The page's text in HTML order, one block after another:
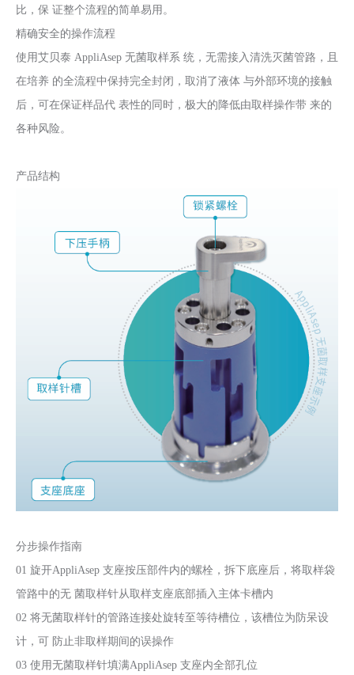
比，保 证整个流程的简单易用。
精确安全的操作流程
使用艾贝泰 AppliAsep 无菌取样系 统，无需接入清洗灭菌管路，且
在培养 的全流程中保持完全封闭，取消了液体 与外部环境的接触
后，可在保证样品代 表性的同时，极大的降低由取样操作带 来的
各种风险。
产品结构
分步操作指南
01 旋开AppliAsep 支座按压部件内的螺栓，拆下底座后，将取样袋
管路中的无 菌取样针从取样支座底部插入主体卡槽内
02 将无菌取样针的管路连接处旋转至等待槽位，该槽位为防呆设
计，可 防止非取样期间的误操作
03 使用无菌取样针填满AppliAsep 支座内全部孔位